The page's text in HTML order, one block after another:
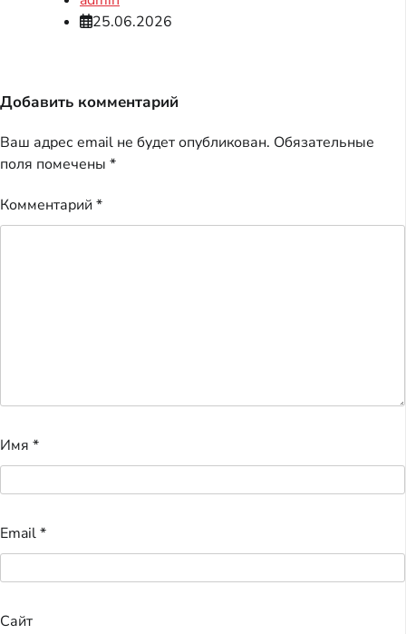
25.06.2026
Добавить комментарий
Ваш адрес email не будет опубликован. Обязательные
поля помечены *
Комментарий *
Имя *
Email*
Сайт